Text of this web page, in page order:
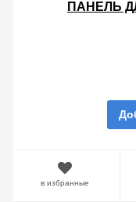
ПАНЕЛЬ
в избранные